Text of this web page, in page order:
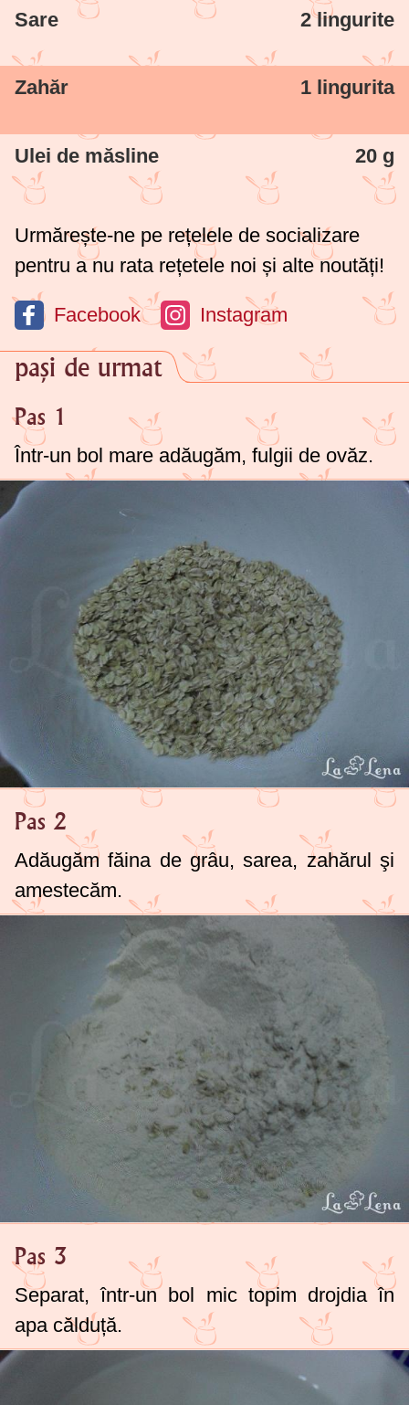
Sare 2 lingurite
Zahăr 1 lingurita
Ulei de măsline 20 g
Urmărește-ne pe rețelele de socializare
pentru a nu rata rețetele noi și alte noutăți!
Facebook Instagram
pași de urmat
Pas 1
Într-un bol mare adăugăm, fulgii de ovăz.
Pas 2
Adăugăm făina de grâu, sarea, zahărul şi
amestecăm.
Pas 3
Separat, într-un bol mic topim drojdia în
apa călduță.